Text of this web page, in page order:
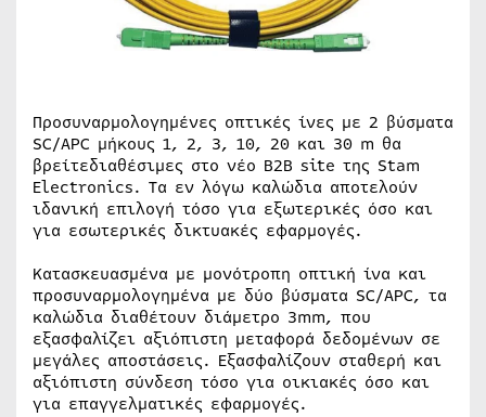
Προσυναρμολογημένες οπτικές ίνες με 2 βύσματα
SC/APC μήκους 1, 2, 3, 10, 20 και 30 m θα
βρείτεδιαθέσιμες στο νέο B2B site της Stam
Electronics. Τα εν λόγω καλώδια αποτελούν
ιδανική επιλογή τόσο για εξωτερικές όσο και
για εσωτερικές δικτυακές εφαρμογές.
Κατασκευασμένα με μονότροπη οπτική ίνα και
προσυναρμολογημένα με δύο βύσματα SC/APC, τα
καλώδια διαθέτουν διάμετρο 3mm, που
εξασφαλίζει αξιόπιστη μεταφορά δεδομένων σε
μεγάλες αποστάσεις. Εξασφαλίζουν σταθερή και
αξιόπιστη σύνδεση τόσο για οικιακές όσο και
για επαγγελματικές εφαρμογές.